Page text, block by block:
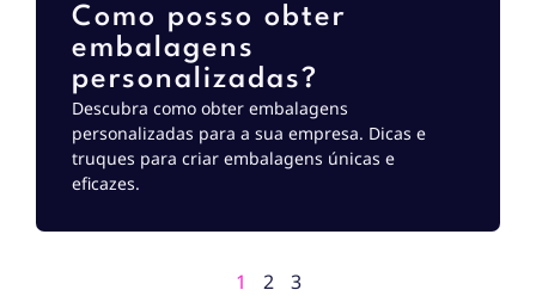
Como posso obter
embalagens
personalizadas?
Descubra como obter embalagens
personalizadas para a sua empresa. Dicas e
truques para criar embalagens únicas e
eficazes.
1 2 3